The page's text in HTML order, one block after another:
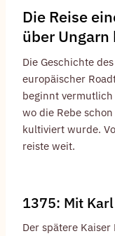
Die Reise
über Ungarn
Die Geschichte
europäischer
beginnt
wo die Rebe
kultiviert wurde.
reiste weit.
1375: Mit
Der spätere